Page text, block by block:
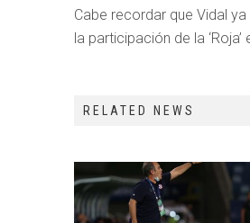
Cabe recordar que Vidal
la participación de la
RELATED NEWS